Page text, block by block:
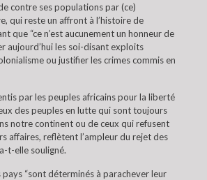
contre ses populations par (ce)
qui reste un affront à l’histoire de
que “ce n’est aucunement un honneur de
aujourd’hui les soi-disant exploits
ou justifier les crimes commis en
par les peuples africains pour la liberté
des peuples en lutte qui sont toujours
notre continent ou de ceux qui refusent
affaires, reflètent l’ampleur du rejet des
t-elle souligné.
pays “sont déterminés à parachever leur